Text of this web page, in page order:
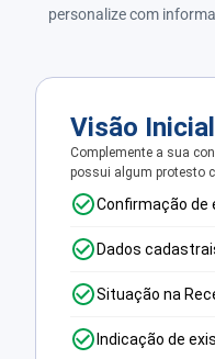
personalize com
Visão Inicial
Complemente a sua
possui algum protesto
Confirmação de
Dados
Situação na
Indicação de